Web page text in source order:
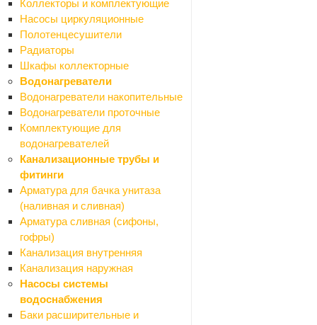
Коллекторы и комплектующие
Насосы циркуляционные
Полотенцесушители
Радиаторы
Шкафы коллекторные
Водонагреватели
Водонагреватели накопительные
Водонагреватели проточные
Комплектующие для
водонагревателей
Канализационные трубы и
фитинги
Арматура для бачка унитаза
(наливная и сливная)
Арматура сливная (сифоны,
гофры)
Канализация внутренняя
Канализация наружная
Насосы системы
водоснабжения
Баки расширительные и
Сетка рабица
Сетки сварные
Сетки тканные
Стеклоткань
Средства для укладки плитки
Средства для укладки плитки
Крестики для кафеля и СВП
Люки ревизионные
Профили для плитки
Столярные изделия
Назад
Столярные изделия
Брус, доска
Двери и комплектующие
Полки мебельные
Щиты мебельные
Строительные блоки